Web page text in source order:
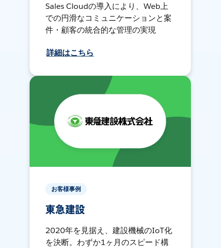
Sales Cloudの導入により、Web上
での円滑なコミュニケーションと案
件・顧客の統合的な管理の実現
詳細はこちら
お客様事例
東急建設
2020年を見据え、建設機械のIoT化
を決断。わずか1ヶ月のスピード構